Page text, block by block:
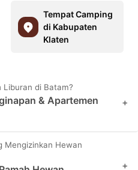
Tempat Camping
di Kabupaten
Klaten
Liburan di Batam?
& Apartemen
+
Mengizinkan Hewan
+